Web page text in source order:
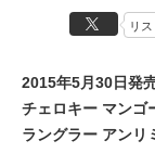
リス
2015年5月30日発
チェロキー マンゴ
ラングラー アンリ